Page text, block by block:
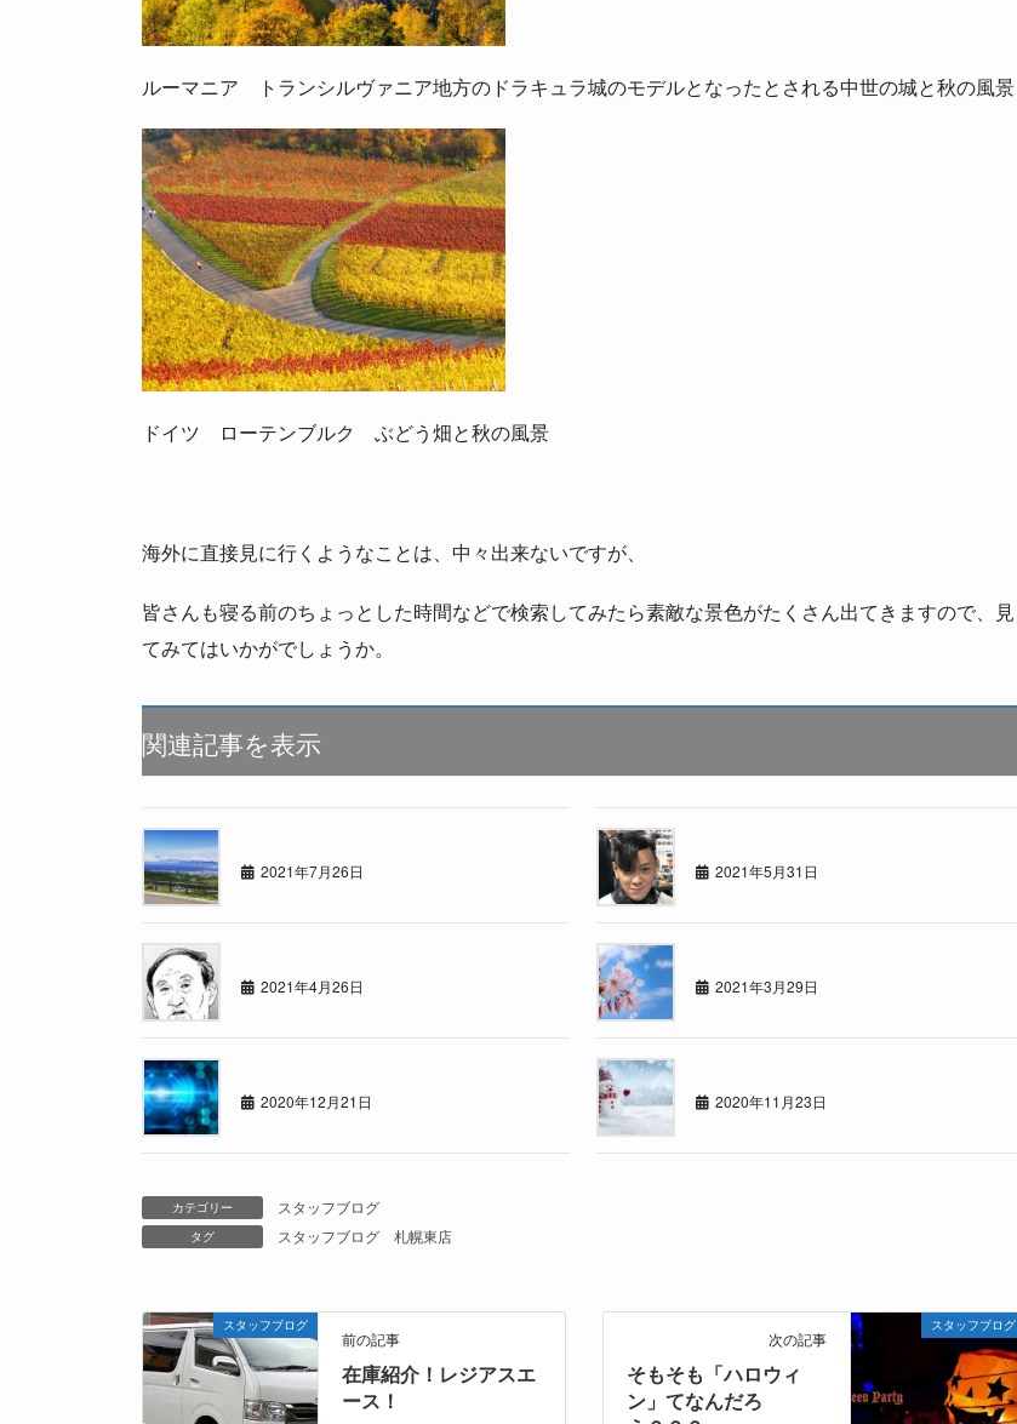
ルーマニア トランシルヴァニア地方のドラキュラ城のモデルとなったとされる中世の城と秋の風景
ドイツ ローテンブルク ぶどう畑と秋の風景
海外に直接見に行くようなことは、中々出来ないですが、
皆さんも寝る前のちょっとした時間などで検索してみたら素敵な景色がたくさん出てきますので、見
てみてはいかがでしょうか。
関連記事を表示
2021年7月26日 2021年5月31日
2021年4月26日 2021年3月29日
2020年12月21日 2020年11月23日
カテゴリー スタッフブログ
タグ スタッフブログ 札幌東店
スタッフブログ
前の記事
在庫紹介！レジアスエ
ース！
スタッフブログ
次の記事
そもそも「ハロウィ
ン」てなんだろ